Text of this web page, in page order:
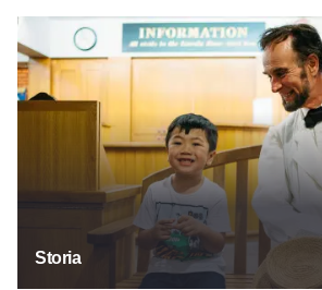
Storia
Scopri il nostro passato